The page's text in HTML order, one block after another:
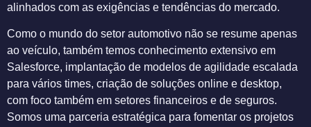
alinhados com as exigências e tendências do mercado.
Como o mundo do setor automotivo não se resume apenas
ao veículo, também temos conhecimento extensivo em
Salesforce, implantação de modelos de agilidade escalada
para vários times, criação de soluções online e desktop,
com foco também em setores financeiros e de seguros.
Somos uma parceria estratégica para fomentar os projetos